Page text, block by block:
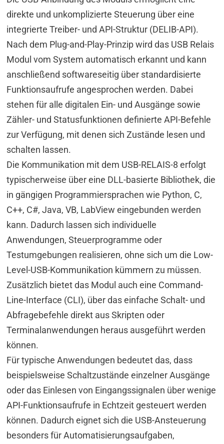
direkte und unkomplizierte Steuerung über eine
integrierte Treiber- und API-Struktur (DELIB-API).
Nach dem Plug-and-Play-Prinzip wird das USB Relais
Modul vom System automatisch erkannt und kann
anschließend softwareseitig über standardisierte
Funktionsaufrufe angesprochen werden. Dabei
stehen für alle digitalen Ein- und Ausgänge sowie
Zähler- und Statusfunktionen definierte API-Befehle
zur Verfügung, mit denen sich Zustände lesen und
schalten lassen.
Die Kommunikation mit dem USB-RELAIS-8 erfolgt
typischerweise über eine DLL-basierte Bibliothek, die
in gängigen Programmiersprachen wie Python, C,
C++, C#, Java, VB, LabView eingebunden werden
kann. Dadurch lassen sich individuelle
Anwendungen, Steuerprogramme oder
Testumgebungen realisieren, ohne sich um die Low-
Level-USB-Kommunikation kümmern zu müssen.
Zusätzlich bietet das Modul auch eine Command-
Line-Interface (CLI), über das einfache Schalt- und
Abfragebefehle direkt aus Skripten oder
Terminalanwendungen heraus ausgeführt werden
können.
Für typische Anwendungen bedeutet das, dass
beispielsweise Schaltzustände einzelner Ausgänge
oder das Einlesen von Eingangssignalen über wenige
API-Funktionsaufrufe in Echtzeit gesteuert werden
können. Dadurch eignet sich die USB-Ansteuerung
besonders für Automatisierungsaufgaben,